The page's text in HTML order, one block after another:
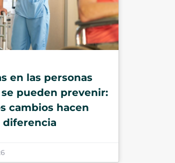
en las personas
pueden prevenir:
cambios hacen
diferencia